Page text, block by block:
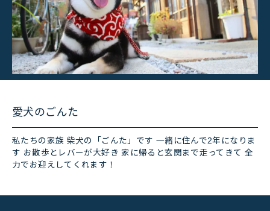
愛犬のごんた
私たちの家族 柴犬の「ごんた」です 一緒に住んで2年になりま
す お散歩とレバーが大好き 家に帰ると玄関まで走ってきて 全
力でお迎えしてくれます！